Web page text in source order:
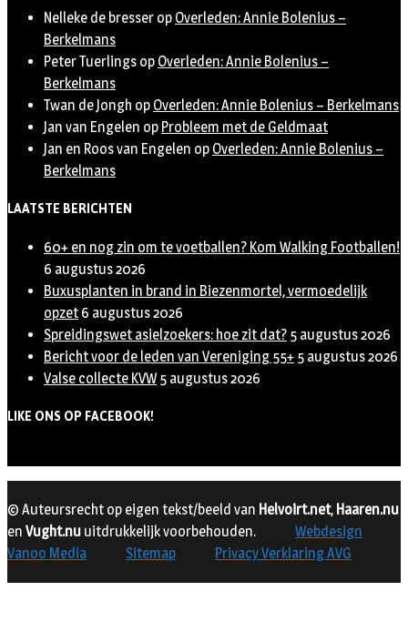
Nelleke de bresser op Overleden: Annie Bolenius –
Berkelmans
Peter Tuerlings op Overleden: Annie Bolenius –
Berkelmans
Twan de Jongh op Overleden: Annie Bolenius – Berkelmans
Jan van Engelen op Probleem met de Geldmaat
Jan en Roos van Engelen op Overleden: Annie Bolenius –
Berkelmans
LAATSTE BERICHTEN
60+ en nog zin om te voetballen? Kom Walking Footballen!
6 augustus 2026
Buxusplanten in brand in Biezenmortel, vermoedelijk
opzet 6 augustus 2026
Spreidingswet asielzoekers: hoe zit dat? 5 augustus 2026
Bericht voor de leden van Vereniging 55+ 5 augustus 2026
Valse collecte KVW 5 augustus 2026
LIKE ONS OP FACEBOOK!
© Auteursrecht op eigen tekst/beeld van Helvoirt.net, Haaren.nu
en Vught.nu uitdrukkelijk voorbehouden.
Webdesign
Vanoo Media
Sitemap Privacy Verklaring AVG